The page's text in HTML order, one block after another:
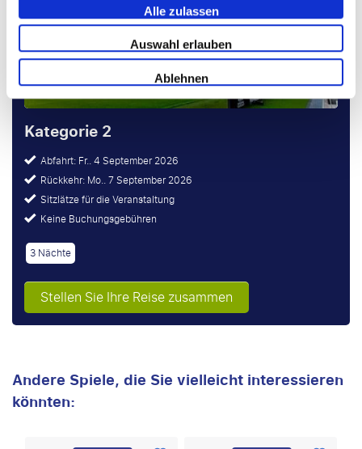
Alle zulassen
Auswahl erlauben
Ablehnen
Kategorie 2
Abfahrt: Fr.. 4 September 2026
Rückkehr: Mo.. 7 September 2026
Sitzlätze für die Veranstaltung
Keine Buchungsgebühren
3 Nächte
Stellen Sie Ihre Reise zusammen
Andere Spiele, die Sie vielleicht interessieren
könnten: